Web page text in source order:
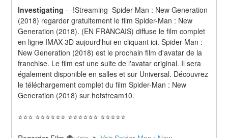
Investigating --!Streaming  Spider-Man : New Generation
(2018) regarder gratuitement le film Spider-Man : New
Generation (2018). (EN FRANCAIS) diffuse le film complet
en ligne IMAX-3D aujourd'hui en cliquant ici. Spider-Man :
New Generation (2018) est le prochain film d'avatar de la
franchise. Le film est une suite de l'avatar original. Il sera
également disponible en salles et sur Universal. Découvrez
le téléchargement complet du film Spider-Man : New
Generation (2018) sur hotstream10.
⭐⭐⭐ ⭐⭐⭐⭐⭐⭐ ⭐⭐⭐⭐⭐⭐ ⭐⭐⭐⭐⭐